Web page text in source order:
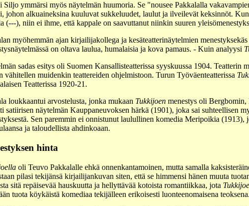
Siljo ymmärsi myös näytelmän huumoria. Se "nousee Pakkalalla
johon alkuaineksina kuuluvat sukkeluudet, laulut ja ilveilevät keksinnöt.
(---), niin ei ihme, että kappale on saavuttanut niinkin suuren
myöhemmän ajan kirjailijakollega ja kesäteatterinäytelmien
on oltava laulua, humalaisia ja kova pamaus. - Kuin analyysi
sadas esitys oli Suomen Kansallisteatterissa syyskuussa 1904. Teatterin
vähitellen muidenkin teattereiden ohjelmistoon. Turun Työväenteatterissa
Teatterissa 1920-21.
loukkaantui arvostelusta, jonka mukaan Tukkijoenmenestys oli Bergbomin,
satiirisen näytelmän Kauppaneuvoksen härkä (1901), joka sai suhteellisen
Sen paremmin ei onnistunut laulullinen komedia Meripoikia (1913),
ja taloudellista ahdinkoaan.
hinta
oli Teuvo Pakkalalle ehkä onnenkantamoinen, mutta samalla
pilasi tekijänsä kirjailijankuvan siten, että se himmensi hänen muuta
sitä repäisevää hauskuutta ja hellyttävää kotoista romantiikkaa, jota
tuota köykäistä komediaa tekijälleen erikoisesti luonteenomaisena